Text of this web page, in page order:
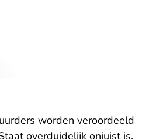
worden veroordeeld